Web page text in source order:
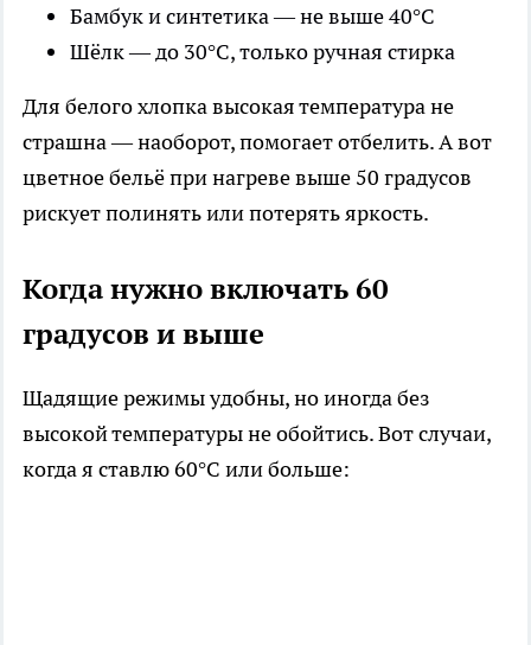
Бамбук и синтетика — не выше 40°C
Шёлк — до 30°C, только ручная стирка
Для белого хлопка высокая температура не
страшна — наоборот, помогает отбелить. А вот
цветное бельё при нагреве выше 50 градусов
рискует полинять или потерять яркость.
Когда нужно включать 60
градусов и выше
Щадящие режимы удобны, но иногда без
высокой температуры не обойтись. Вот случаи,
когда я ставлю 60°C или больше: